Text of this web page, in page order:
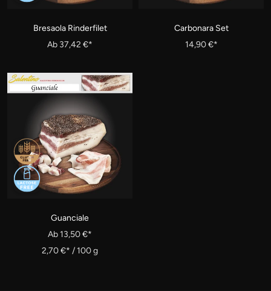
Bresaola Rinderfilet
Ab 37,42 €*
Carbonara Set
14,90 €*
Guanciale
Ab 13,50 €*
2,70 €* / 100g